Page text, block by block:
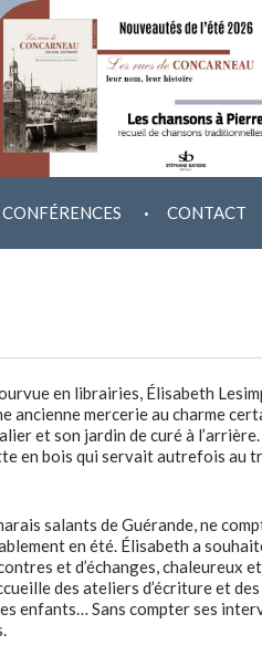
CONFÉRENCES . CONTACT
en librairies, Élisabeth
mercerie au charme
et son jardin de curé à l’arrière.
en bois qui servait autrefois au
salants de Guérande, ne
en été. Élisabeth a
et d’échanges, chaleureux
des ateliers d’écriture et
enfants… Sans compter ses